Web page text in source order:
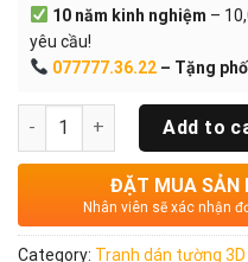
10 năm kinh nghiệm –
yêu cầu!
077777.36.22– Tặng
Quantity Add to
ĐẶT MUA SẢN
Nhân viên sẽ xác nhận
Category: Tranh dán tường 3D